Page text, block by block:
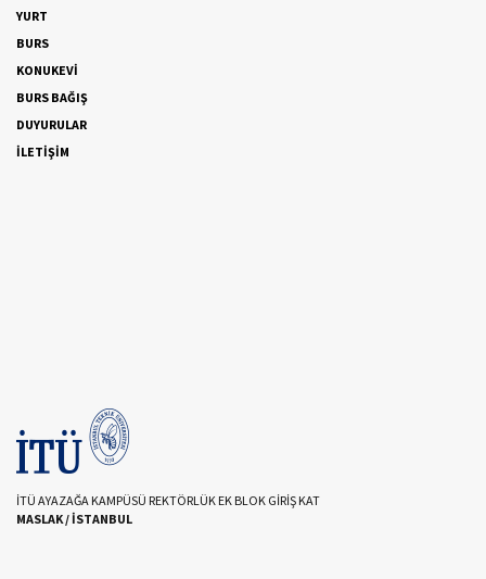
YURT
BURS
KONUKEVİ
BURS BAĞIŞ
DUYURULAR
İLETİŞİM
İTÜ AYAZAĞA KAMPÜSÜ REKTÖRLÜK EK BLOK GİRİŞ KAT
MASLAK / İSTANBUL